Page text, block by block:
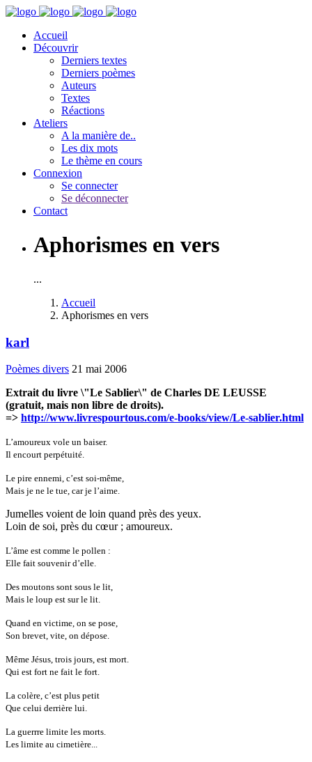
Accueil
Découvrir
Derniers textes
Derniers poèmes
Auteurs
Textes
Réactions
Ateliers
A la manière de..
Les dix mots
Le thème en cours
Connexion
Se connecter
Se déconnecter
Contact
Aphorismes en vers
...
Accueil
Aphorismes en vers
karl
Poèmes divers 21 mai 2006
Extrait du livre \"Le Sablier\" de Charles DE LEUSSE
(gratuit, mais non libre de droits).
=> http://www.livrespourtous.com/e-books/view/Le-sablier.html
L’amoureux vole un baiser.
Il encourt perpétuité.
Le pire ennemi, c’est soi-même,
Mais je ne le tue, car je l’aime.
Jumelles voient de loin quand près des yeux.
Loin de soi, près du cœur ; amoureux.
L’âme est comme le pollen :
Elle fait souvenir d’elle.
Des moutons sont sous le lit,
Mais le loup est sur le lit.
Quand en victime, on se pose,
Son brevet, vite, on dépose.
Même Jésus, trois jours, est mort.
Qui est fort ne fait le fort.
La colère, c’est plus petit
Que celui derrière lui.
La guerrre limite les morts.
Les limite au cimetière...